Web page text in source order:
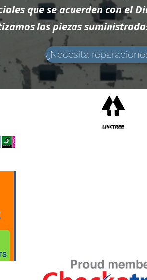
que se acuerden con el
las piezas
¿Necesita